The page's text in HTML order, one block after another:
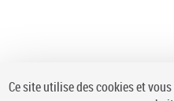
Ce site utilise des cookies et